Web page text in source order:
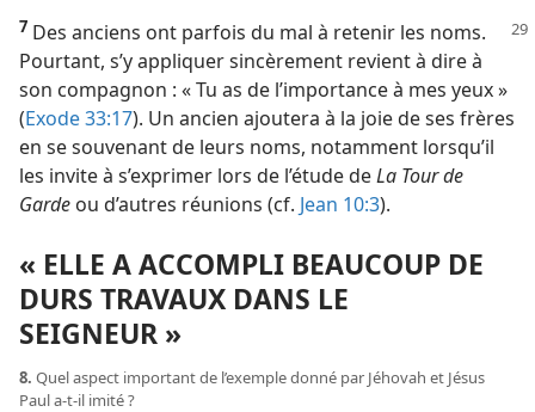
7 Des anciens ont parfois du mal à retenir les noms.
Pourtant, s’y appliquer sincèrement revient à dire à
son compagnon : « Tu as de l’importance à mes yeux »
(Exode 33:17). Un ancien ajoutera à la joie de ses frères
en se souvenant de leurs noms, notamment lorsqu’il
les invite à s’exprimer lors de l’étude deLa Tour de
Garde ou d’autres réunions (cf. Jean 10:3).
« ELLE A ACCOMPLI BEAUCOUP DE
DURS TRAVAUX DANS LE
SEIGNEUR »
8. Quel aspect important de l’exemple donné par Jéhovah et Jésus
Paul a-t-il imité ?